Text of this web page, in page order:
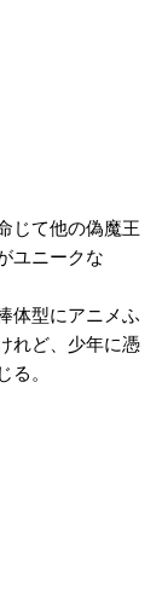
じて他の偽魔王
ユニークな
体型にアニメふ
れど、少年に憑
る。